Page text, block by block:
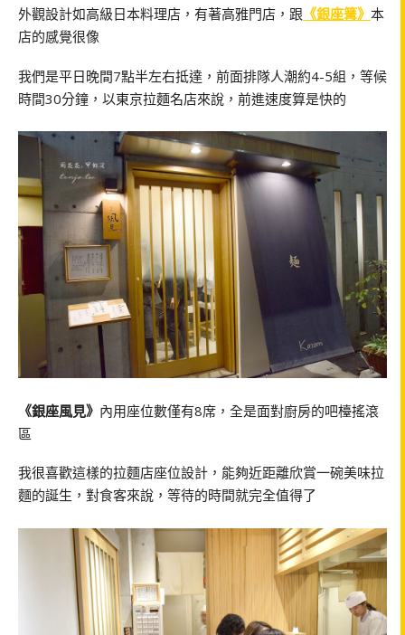
外觀設計如高級日本料理店，有著高雅門店，跟 《銀座篝》 本
店的感覺很像
我們是平日晚間7點半左右抵達，前面排隊人潮約4-5組，等候
時間30分鐘，以東京拉麵名店來說，前進速度算是快的
《銀座風見》 內用座位數僅有8席，全是面對廚房的吧檯搖滾
區
我很喜歡這樣的拉麵店座位設計，能夠近距離欣賞一碗美味拉
麵的誕生，對食客來說，等待的時間就完全值得了